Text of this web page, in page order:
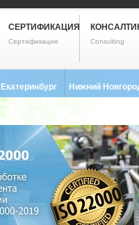
СЕРТИФИКАЦИЯ
Сертификация Consulting
Екатеринбург
8 (343) 237-2593
Нижний